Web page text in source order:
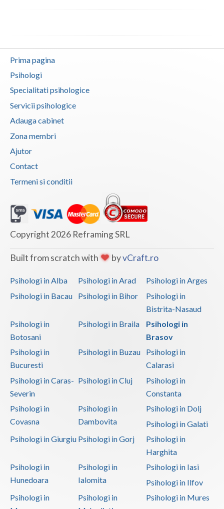
Vaslui
Vrancea
Prima pagina
Psihologi
Specialitati psihologice
Servicii psihologice
Adauga cabinet
Zona membri
Ajutor
Contact
Termeni si conditii
Copyright 2026 Reframing SRL
Built from scratch with byvCraft.ro
Psihologi in Alba Psihologi in Arad
Psihologi in Arges
Psihologi in Bacau
Psihologi in Bihor
Psihologi in
Bistrita-Nasaud
Psihologi in
Botosani
Psihologi in Braila
Psihologi in
Brasov
Psihologi in
Bucuresti
Psihologi in Buzau
Psihologi in
Calarasi
Psihologi in Caras-
Severin
Psihologi in Cluj
Psihologi in
Constanta
Psihologi in
Covasna
Psihologi in
Dambovita
Psihologi in Dolj
Psihologi in Galati
Psihologi in Giurgiu Psihologi in Gorj
Psihologi in
Harghita
Psihologi in
Hunedoara
Psihologi in
Ialomita
Psihologi in Iasi
Psihologi in Ilfov
Psihologi in
Psihologi in
Psihologi in Mures